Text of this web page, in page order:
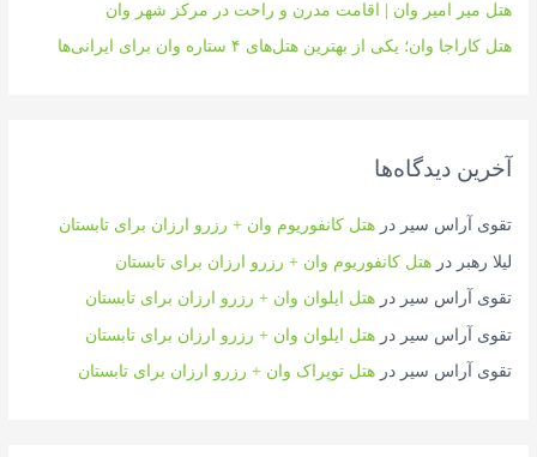
هتل میر امیر وان | اقامت مدرن و راحت در مرکز شهر وان
هتل کاراجا وان؛ یکی از بهترین هتل‌های ۴ ستاره وان برای ایرانی‌ها
آخرین دیدگاه‌ها
تقوی آراس سیر درهتل کانفوریوم وان + رزرو ارزان برای تابستان
لیلا رهبر درهتل کانفوریوم وان + رزرو ارزان برای تابستان
تقوی آراس سیر درهتل ایلوان وان + رزرو ارزان برای تابستان
تقوی آراس سیر درهتل ایلوان وان + رزرو ارزان برای تابستان
تقوی آراس سیر درهتل توپراک وان + رزرو ارزان برای تابستان